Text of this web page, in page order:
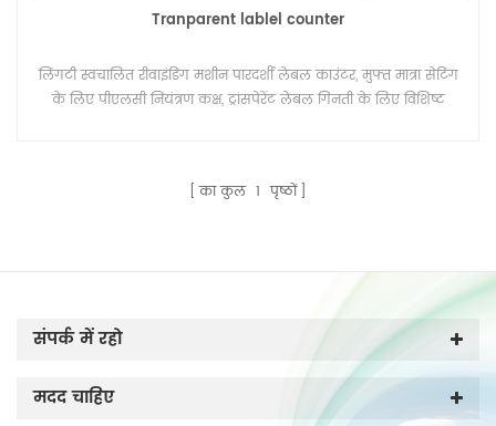
Tranparent lablel counter
लिंगटी स्वचालित रीवाइंडिंग मशीन पारदर्शी लेबल काउंटर, मुफ्त मात्रा सेटिंग
के लिए पीएलसी नियंत्रण कक्ष, ट्रांसपेरेंट लेबल गिनती के लिए विशिष्ट
का कुल 1 पृष्ठों
संपर्क में रहो
मदद चाहिए